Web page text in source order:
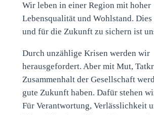
Wir leben in einer Region mit hoher
Lebensqualität und Wohlstand. Dies
und für die Zukunft zu sichern ist
Durch unzählige Krisen werden wir
herausgefordert. Aber mit Mut,
Zusammenhalt der Gesellschaft
gute Zukunft haben. Dafür stehen
Für Verantwortung, Verlässlichkeit